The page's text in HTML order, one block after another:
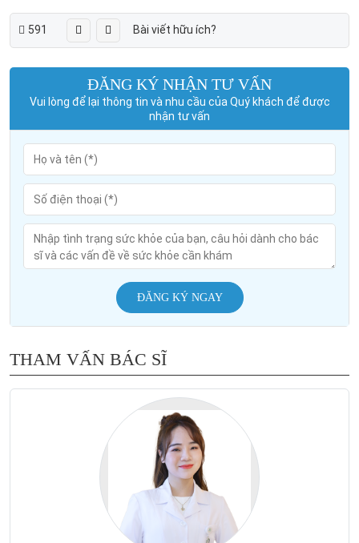
591 Bài viết hữu ích?
ĐĂNG KÝ NHẬN TƯ VẤN
Vui lòng để lại thông tin và nhu cầu của Quý khách để được
nhận tư vấn
ĐĂNG KÝ NGAY
THAM VẤN BÁC SĨ